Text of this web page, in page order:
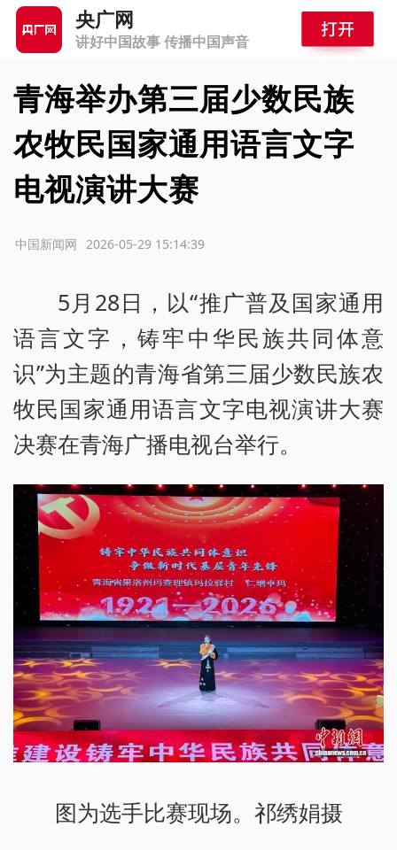
央广网
讲好中国故事 传播中国声音
青海举办第三届少数民族
农牧民国家通用语言文字
电视演讲大赛
2026-05-29 15:14:39
中国新闻网
5月28日，以“推广普及国家通用
语言文字，铸牢中华民族共同体意
识”为主题的青海省第三届少数民族农
牧民国家通用语言文字电视演讲大赛
决赛在青海广播电视台举行。
图为选手比赛现场。祁绣娟摄